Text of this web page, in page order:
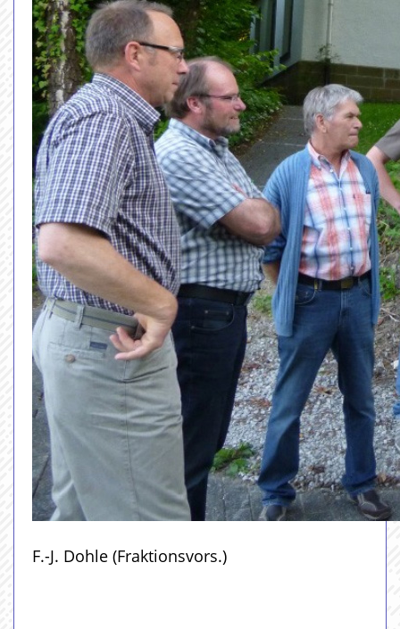
F.-J. Dohle (Fraktionsvors.)